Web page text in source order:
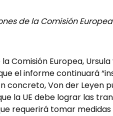
de la Comisión
Comisión Europea,
el informe continuará
concreto, Von der Leyen
la UE debe lograr las
requerirá tomar